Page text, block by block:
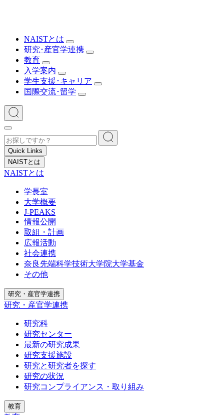
NAISTとは
研究･産官学連携
教育
入学案内
学生支援･キャリア
国際交流･留学
Quick Links
NAISTとは
NAISTとは
学長室
大学概要
J-PEAKS
情報公開
取組・計画
広報活動
社会連携
奈良先端科学技術大学院大学基金
その他
研究・産官学連携
研究・産官学連携
研究科
研究センター
最新の研究成果
研究支援施設
研究と研究者を探す
研究の状況
研究コンプライアンス・取り組み
教育